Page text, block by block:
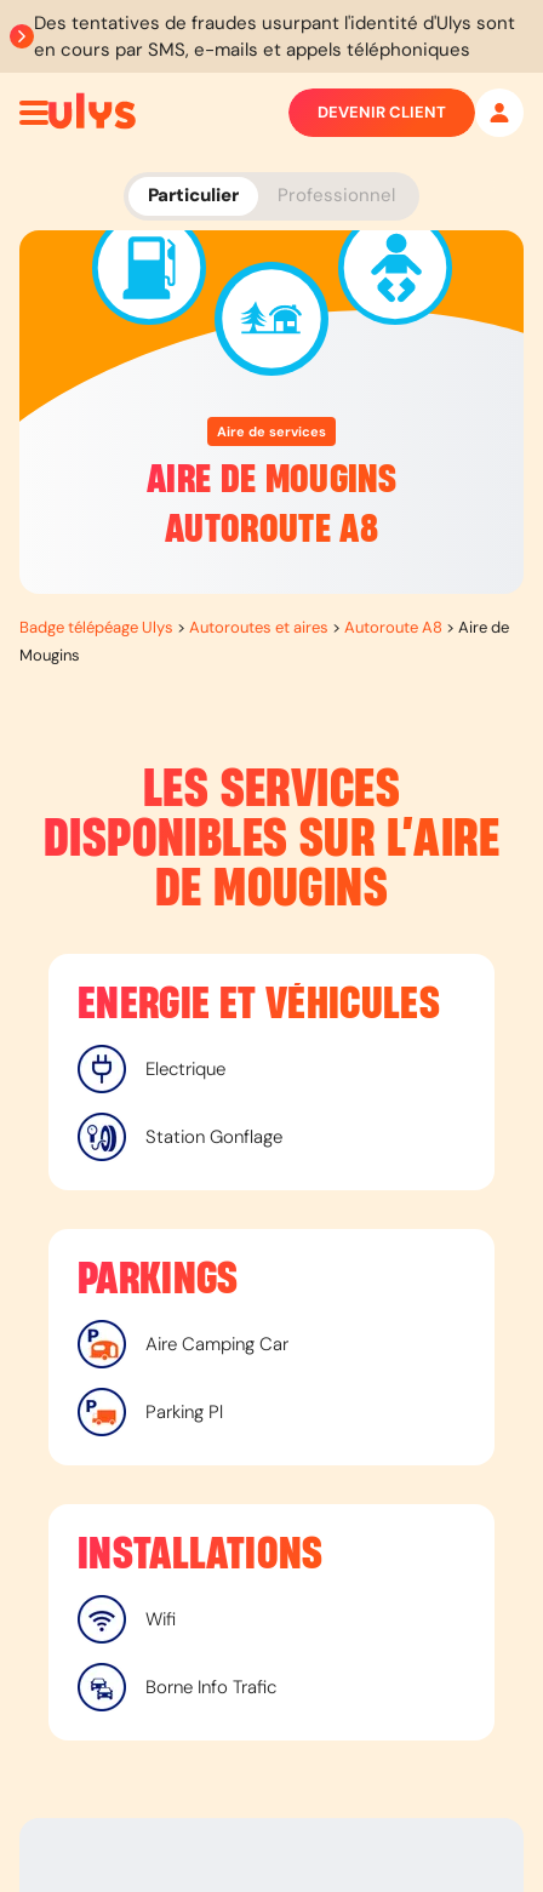
Des tentatives de fraudes usurpant l'identité d'Ulys sont
en cours par SMS, e-mails et appels téléphoniques
Particulier Professionnel
DEVENIR CLIENT
Aire de services
AIRE DE MOUGINS
AUTOROUTE A8
Badge télépéage Ulys > Autoroutes et aires > Autoroute A8 > Aire de
Mougins
LES SERVICES
DISPONIBLES SUR L’AIRE
DE MOUGINS
ENERGIE ET VÉHICULES
Electrique
Station Gonflage
PARKINGS
Aire Camping Car
Parking Pl
INSTALLATIONS
Wifi
Borne Info Trafic